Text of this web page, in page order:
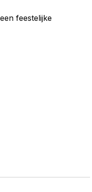
feestelijke